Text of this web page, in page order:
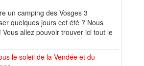
un camping des Vosges 3
quelques jours cet été ? Nous
allez pouvoir trouver ici tout le
le soleil de la Vendée et du